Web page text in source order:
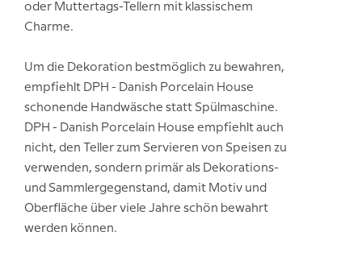
oder Muttertags-Tellern mit klassischem
Charme.
Um die Dekoration bestmöglich zu bewahren,
empfiehlt DPH - Danish Porcelain House
schonende Handwäsche statt Spülmaschine.
DPH - Danish Porcelain House empfiehlt auch
nicht, den Teller zum Servieren von Speisen zu
verwenden, sondern primär als Dekorations-
und Sammlergegenstand, damit Motiv und
Oberfläche über viele Jahre schön bewahrt
werden können.